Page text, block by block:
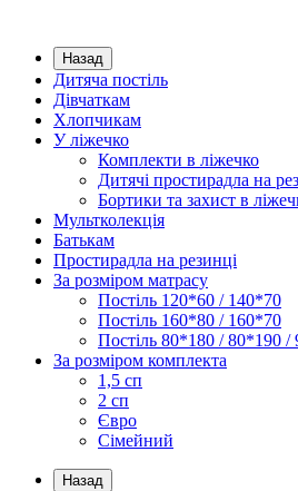
Назад
Дитяча постіль
Дівчаткам
Хлопчикам
У ліжечко
Комплекти в ліжечко
Дитячі простирадла на
Бортики та захист в
Мультколекція
Батькам
Простирадла на резинці
За розміром матрасу
Постіль 120*60 / 140*70
Постіль 160*80 / 160*70
Постіль 80*180 / 80*190 /
За розміром комплекта
1,5 сп
2 сп
Євро
Сімейний
Назад